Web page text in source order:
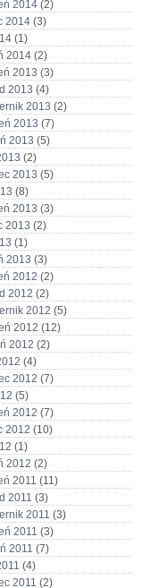
2014 (2)
2014 (3)
(1)
2014 (2)
2013 (3)
2013 (4)
2013 (2)
2013 (7)
2013 (5)
(2)
2013 (5)
(8)
2013 (3)
2013 (2)
(1)
2013 (3)
2012 (2)
2012 (2)
2012 (5)
2012 (12)
2012 (2)
(4)
2012 (7)
(5)
2012 (7)
2012 (10)
(1)
2012 (2)
2011 (11)
2011 (3)
2011 (3)
2011 (3)
2011 (7)
(4)
2011 (2)